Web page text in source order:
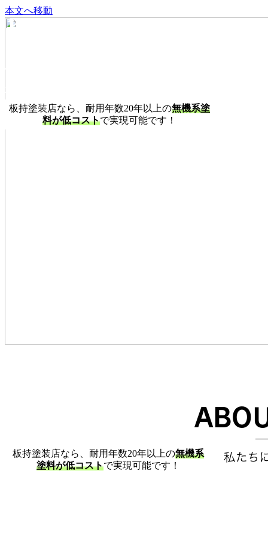
本文へ移動
地球にやさ
板持塗装店は、省エネで地球や家計にやさしい
板持塗装店なら、 耐用年数20年以上の無機系塗
料が低コストで実現可能です！
板持塗装店なら、 耐用年数20年以上の無機系
塗料が低コストで実現可能です！
私たち